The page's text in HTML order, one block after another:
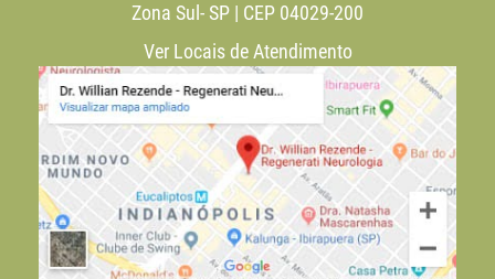
Zona Sul- SP | CEP 04029-200
Ver Locais de Atendimento